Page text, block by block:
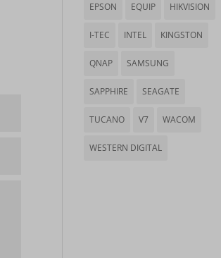
EPSON EQUIP HIKVISION
I-TEC INTEL KINGSTON
QNAP SAMSUNG
SAPPHIRE SEAGATE
TUCANO V7 WACOM
WESTERN DIGITAL